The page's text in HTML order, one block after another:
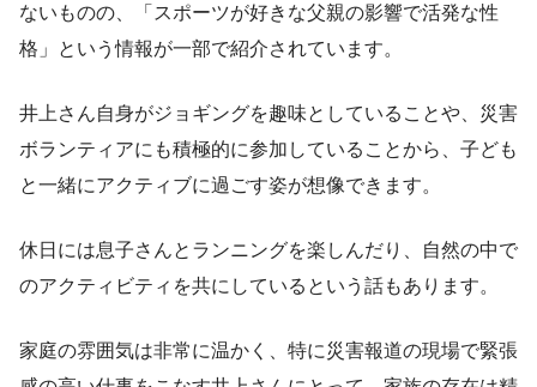
ないものの、「スポーツが好きな父親の影響で活発な性
格」という情報が一部で紹介されています。
井上さん自身がジョギングを趣味としていることや、災害
ボランティアにも積極的に参加していることから、子ども
と一緒にアクティブに過ごす姿が想像できます。
休日には息子さんとランニングを楽しんだり、自然の中で
のアクティビティを共にしているという話もあります。
家庭の雰囲気は非常に温かく、特に災害報道の現場で緊張